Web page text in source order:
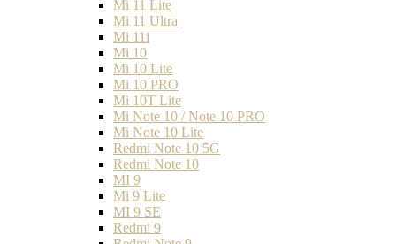
Mi 11 Lite
Mi 11 Ultra
Mi 11i
Mi 10
Mi 10 Lite
Mi 10 PRO
Mi 10T Lite
Mi Note 10 / Note 10 PRO
Mi Note 10 Lite
Redmi Note 10 5G
Redmi Note 10
MI 9
Mi 9 Lite
MI 9 SE
Redmi 9